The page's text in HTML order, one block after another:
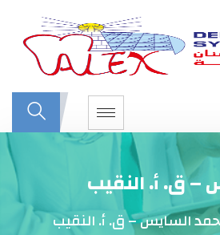
ق. أ. النقيب
السايس – ق. أ. النقيب